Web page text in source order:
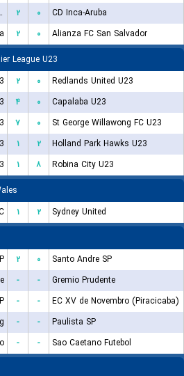
۲ ۰
CD Inca-Aruba
۲ ۰
Alianza FC San Salvador
League U23
۲ ۰
Redlands United U23
۴ ۰
Capalaba U23
۷ ۰
St George Willawong FC U23
۱ ۲
Holland Park Hawks U23
۱ ۸
Robina City U23
۱ ۲
Sydney United
۲ ۰
Santo Andre SP
- -
Gremio Prudente
- -
EC XV de Novembro (Piracicaba)
- -
Paulista SP
- -
Sao Caetano Futebol